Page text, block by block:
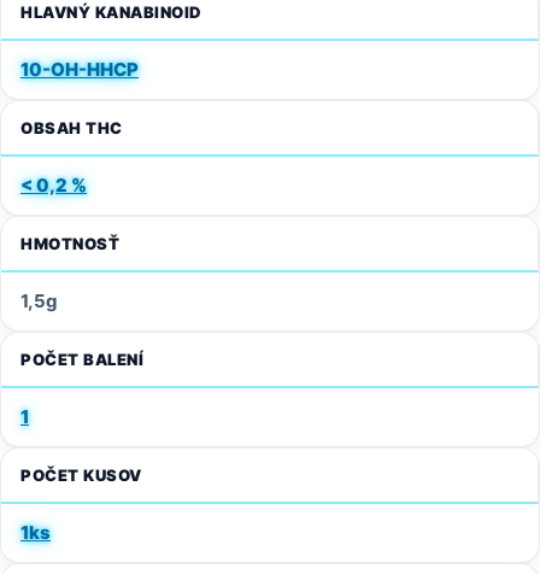
HLAVNÝ KANABINOID
10-OH-HHCP
OBSAH THC
< 0,2 %
HMOTNOSŤ
1,5g
POČET BALENÍ
1
POČET KUSOV
1ks